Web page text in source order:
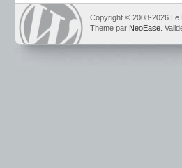
Copyright © 2008-2026 Le
Theme par NeoEase .